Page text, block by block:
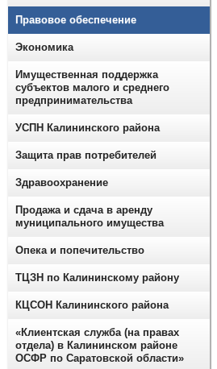
Правовое обеспечение
Экономика
Имущественная поддержка
субъектов малого и среднего
предпринимательства
УСПН Калининского района
Защита прав потребителей
Здравоохранение
Продажа и сдача в аренду
муниципального имущества
Опека и попечительство
ТЦЗН по Калининскому району
КЦСОН Калининского района
«Клиентская служба (на правах
отдела) в Калининском районе
ОСФР по Саратовской области»